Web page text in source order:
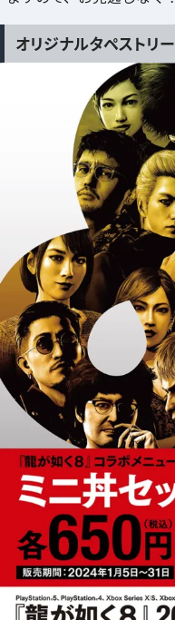
オリジナルタペストリー